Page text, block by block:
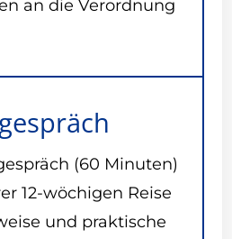
an die Verordnung
(60 Minuten)
12-wöchigen Reise
und praktische